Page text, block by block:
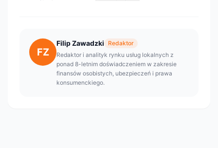
FZ
Filip Zawadzki
Redaktor
Redaktor i analityk rynku usług lokalnych z
ponad 8-letnim doświadczeniem w zakresie
finansów osobistych, ubezpieczeń i prawa
konsumenckiego.